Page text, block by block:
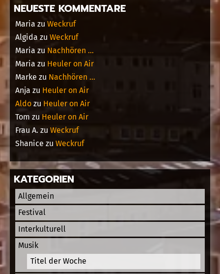
NEUESTE KOMMENTARE
Maria zu Weckruf
Algida zu Weckruf
Maria zu Nachhören …
Maria zu Heuler on Air
Marke zu Nachhören …
Anja zu Heuler on Air
Aldo zu Heuler on Air
Tom zu Heuler on Air
Frau A. zu Weckruf
Shanice zu Weckruf
KATEGORIEN
Allgemein
Festival
Interkulturell
Musik
Titel der Woche